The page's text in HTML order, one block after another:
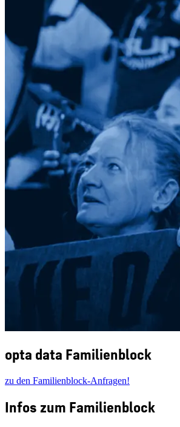
opta data Familienblock
zu den Familienblock-Anfragen!
Infos zum Familienblock